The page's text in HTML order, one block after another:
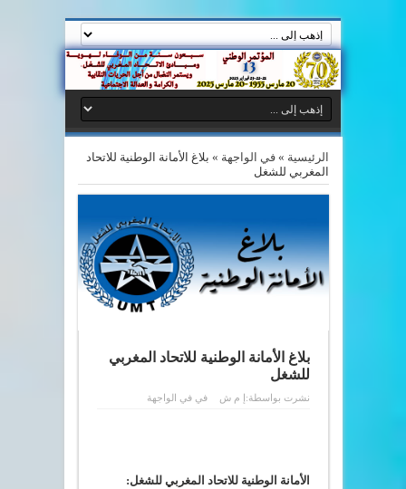
الرئيسية »في الواجهة » بلاغ الأمانة الوطنية للاتحاد
المغربي للشغل
بلاغ الأمانة الوطنية للاتحاد المغربي
للشغل
نشرت بواسطة: إ م ش فيفي الواجهة
الأمانة الوطنية للاتحاد المغربي للشغل: